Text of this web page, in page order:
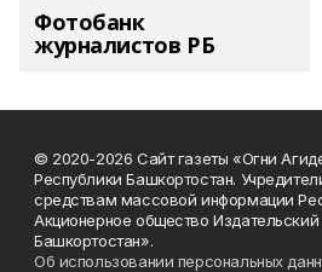
Фотобанк
журналистов РБ
© 2020-2026 Сайт газеты «Огни
Республики Башкортостан.
средствам массовой информации
Акционерное общество
Башкортостан».
Об использовании персональных